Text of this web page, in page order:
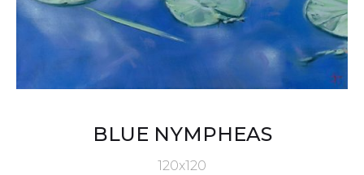
BLUE NYMPHEAS
120x120